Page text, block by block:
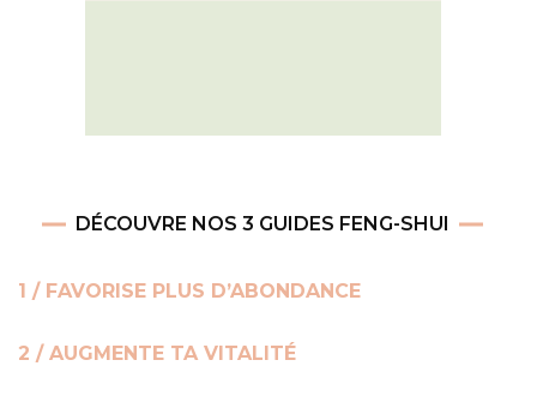
DÉCOUVRE NOS 3 GUIDES FENG-SHUI
1 / FAVORISE PLUS D’ABONDANCE
2 / AUGMENTE TA VITALITÉ